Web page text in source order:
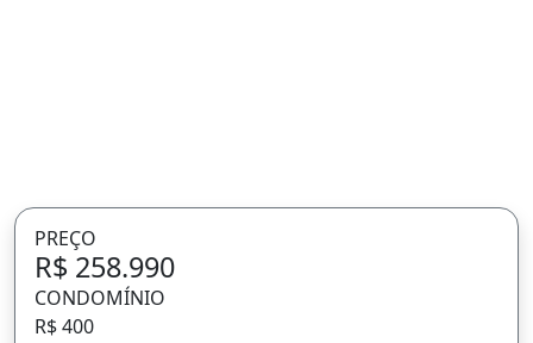
PREÇO
R$ 258.990
CONDOMÍNIO
R$ 400